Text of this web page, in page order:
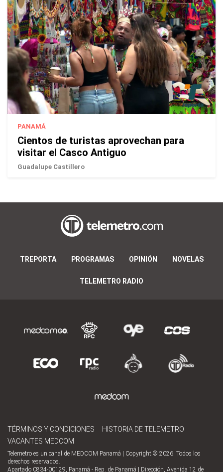
PANAMÁ
Cientos de turistas aprovechan para
visitar el Casco Antiguo
Guadalupe Castillero
TREPORTA PROGRAMAS OPINIÓN NOVELAS
TELEMETRO RADIO
TÉRMINOS Y CONDICIONES
HISTORIA DE TELEMETRO
VACANTES MEDCOM
Telemetro es un canal de MEDCOM Panamá | Copyright © 2026. Todos los
derechos reservados.
Apartado 0834-00129, Panamá - Rep. de Panamá | Dirección, Avenida 12 de